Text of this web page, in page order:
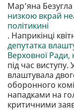
Марʼяна Безугла
низкою вкрай
політикині
. Наприкінці
депутатка
Верховної
під час
влаштувала
оборонного
нападками на
критичними